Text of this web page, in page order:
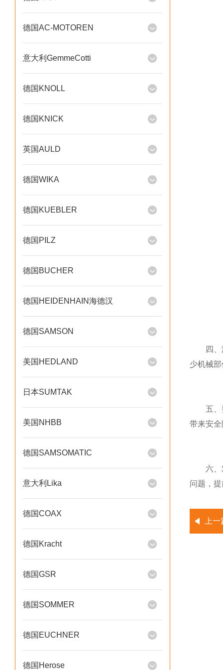
德国AC-MOTOREN
意大利GemmeCotti
德国KNOLL
德国KNICK
英国AULD
德国WIKA
德国KUEBLER
德国PILZ
德国BUCHER
德国HEIDENHAIN海德汉
德国SAMSON
美国HEDLAND
日本SUMTAK
美国NHBB
德国SAMSOMATIC
意大利Lika
德国COAX
德国Kracht
德国GSR
德国SOMMER
德国EUCHNER
德国Herose
四、润
少机械
五、要
带来安
六、对
问题，
上